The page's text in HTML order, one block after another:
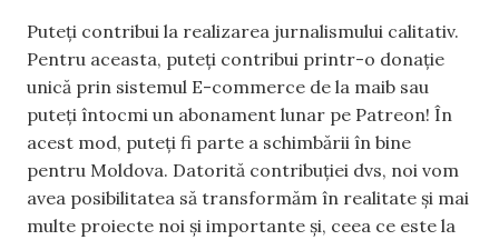
Puteți contribui la realizarea jurnalismului calitativ.
Pentru aceasta, puteți contribui printr-o donație
unică prin sistemul E-commerce de la maib sau
puteți întocmi un abonament lunar pe Patreon! În
acest mod, puteți fi parte a schimbării în bine
pentru Moldova. Datorită contribuției dvs, noi vom
avea posibilitatea să transformăm în realitate și mai
multe proiecte noi și importante și, ceea ce este la